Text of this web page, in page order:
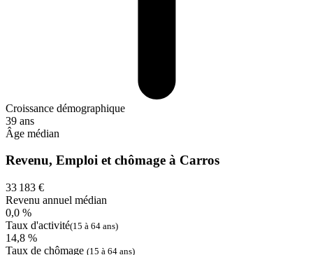
Croissance démographique
39 ans
Âge médian
Revenu, Emploi et chômage à Carros
33 183 €
Revenu annuel médian
0,0 %
Taux d'activité(15 à 64 ans)
14,8 %
Taux de chômage (15 à 64 ans)